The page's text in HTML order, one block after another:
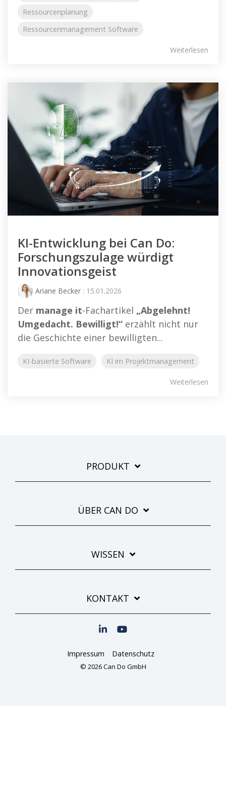
Ressourcenplanung
Ressourcenmanagement Software
Weiterlesen
KI-Entwicklung bei Can Do:
Forschungszulage würdigt
Innovationsgeist
Ariane Becker : 15.01.2026
Der manage it-Fachartikel „Abgelehnt!
Umgedacht. Bewilligt!“ erzählt nicht nur
die Geschichte einer bewilligten...
KI-basierte Software KI im Projektmanagement
Weiterlesen
PRODUKT
ÜBER CAN DO
WISSEN
KONTAKT
Impressum Datenschutz
© 2026 Can Do GmbH